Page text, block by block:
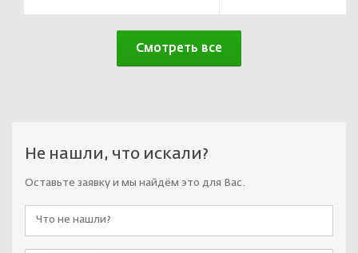
Смотреть все
Не нашли, что искали?
Оставьте заявку и мы найдём это для Вас.